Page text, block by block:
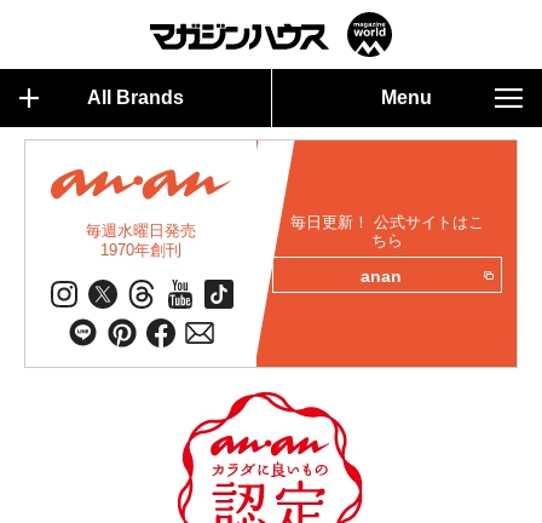
All Brands Menu
毎週水曜日発売
1970年創刊
毎日更新！ 公式サイトはこ
ちら
anan